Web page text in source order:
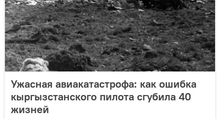
Ужасная авиакатастрофа: как ошибка
кыргызстанского пилота сгубила 40
жизней